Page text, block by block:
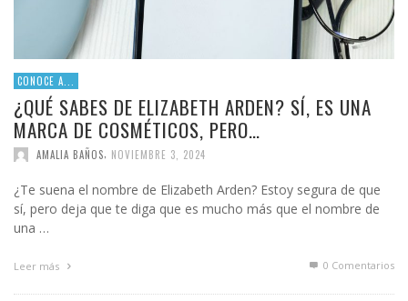
CONOCE A...
¿QUÉ SABES DE ELIZABETH ARDEN? SÍ, ES UNA
MARCA DE COSMÉTICOS, PERO…
AMALIA BAÑOS NOVIEMBRE 3, 2024
¿Te suena el nombre de Elizabeth Arden? Estoy segura de que
sí, pero deja que te diga que es mucho más que el nombre de
una …
Leer más 0 Comentarios